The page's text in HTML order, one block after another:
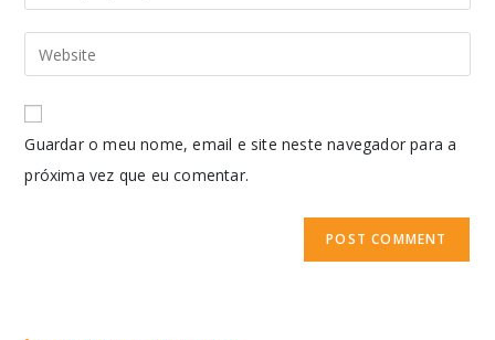
Guardar o meu nome, email e site neste navegador para a
próxima vez que eu comentar.